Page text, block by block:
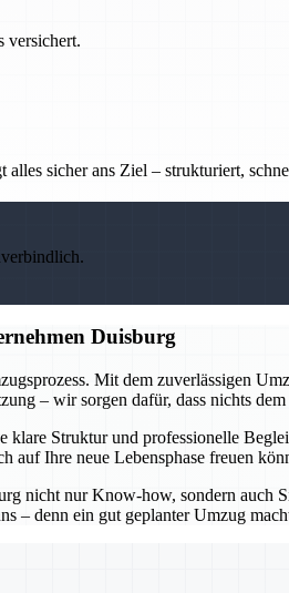
versichert.
sicher ans Ziel – strukturiert,
Duisburg
Mit dem zuverlässigen
– wir sorgen dafür, dass nichts
Struktur und professionelle
auf Ihre neue Lebensphase freuen
nicht nur Know-how, sondern auch
– denn ein gut geplanter Umzug